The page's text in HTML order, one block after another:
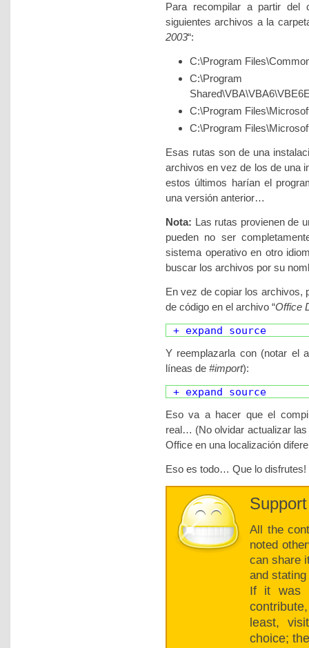
Para recompilar a partir del
siguientes archivos a la
2003“:
C:\Program
C:\Program
C:\Program
C:\Program
Esas rutas son de una
archivos en vez de los de una
estos últimos harían el
una versión anterior…
Nota: Las rutas provienen de
pueden no ser
sistema operativo en otro
buscar los archivos por su
En vez de copiar los archivos,
de código en el archivo “Office
+ expand source
Y reemplazarla con (notar el
líneas de #import):
+ expand source
Eso va a hacer que el
real… (No olvidar actualizar
Office en una localización
Eso es todo… Que lo disfrutes!
All the
noted
can share
and
If it was
least,
choice;